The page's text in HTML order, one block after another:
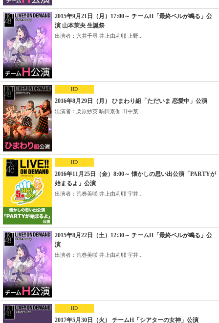
2015年9月21日（月）17:00～ チームH「最終ベルが鳴る」公
演 山本茉央 生誕祭
出演者：穴井千尋 井上由莉耶 上野...
HD
2016年8月29日（月） ひまわり組「ただいま 恋愛中」公演
出演者：栗原紗英 駒田京伽 田中菜...
HD
2016年11月25日（金）8:00～ 懐かしの思い出公演「PARTYが
始まるよ」公演
出演者：荒巻美咲 井上由莉耶 宇井...
2015年8月22日（土）12:30～ チームH「最終ベルが鳴る」公
演
出演者：荒巻美咲 井上由莉耶 宇井...
HD
2017年5月30日（火） チームH「シアターの女神」公演